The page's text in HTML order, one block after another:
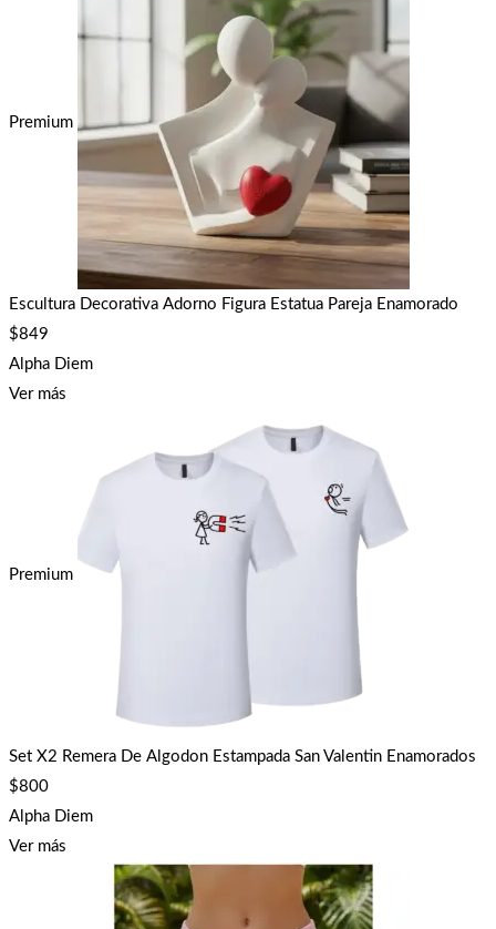
Premium
Escultura Decorativa Adorno Figura Estatua Pareja Enamorado
$849
Alpha Diem
Ver más
Premium
Set X2 Remera De Algodon Estampada San Valentin Enamorados
$800
Alpha Diem
Ver más